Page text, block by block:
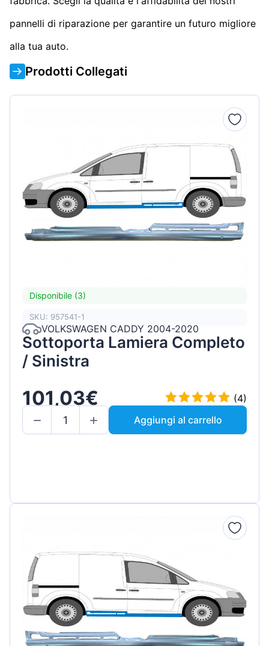
pannelli di riparazione per garantire un futuro migliore
alla tua auto.
Prodotti Collegati
Disponibile (3)
SKU: 957541-1
VOLKSWAGEN CADDY 2004-2020
Sottoporta Lamiera Completo
/ Sinistra
101,03€
(4)
Aggiungi al carrello